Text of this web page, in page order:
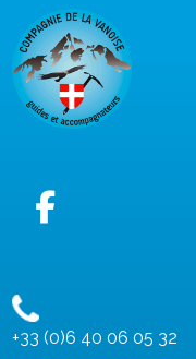
+33 (0)6 40 06 05 32